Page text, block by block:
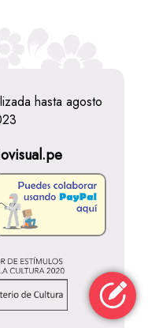
hasta agosto
Jorge